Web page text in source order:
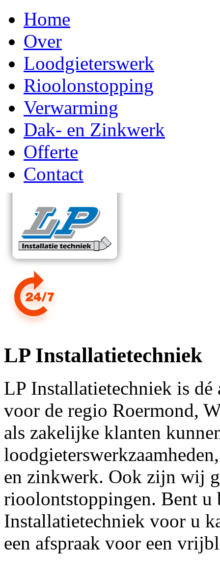
Home
Over
Loodgieterswerk
Rioolonstopping
Verwarming
Dak- en Zinkwerk
Offerte
Contact
LP Installatietechniek
LP Installatietechniek is
voor de regio Roermond,
als zakelijke klanten
en zinkwerk. Ook zijn wij
rioolontstoppingen. Bent u
Installatietechniek voor u
een afspraak voor een